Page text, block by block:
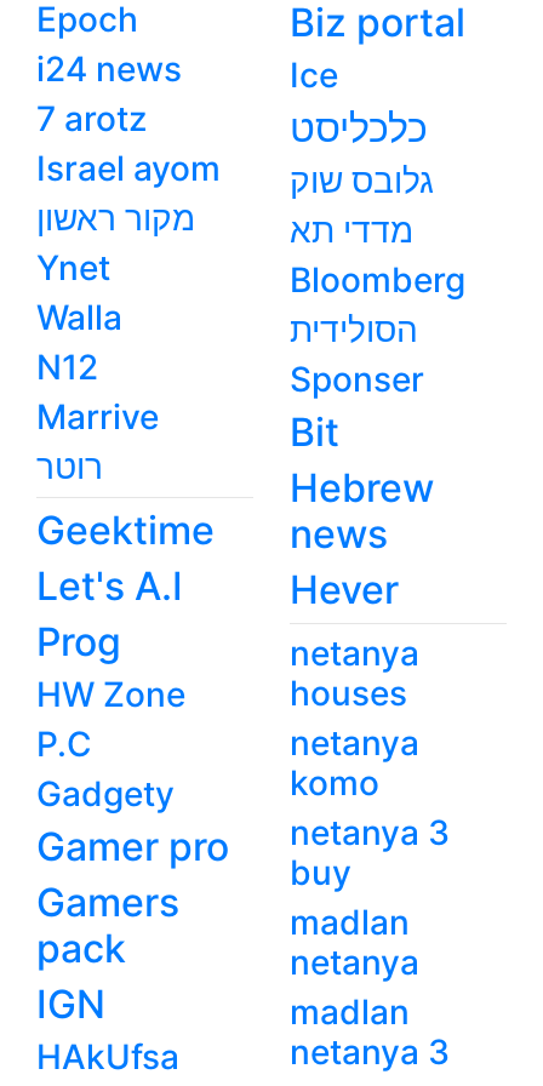
Epoch
i24 news
7 arotz
Israel ayom
מקור ראשון
Ynet
Walla
N12
Marrive
רוטר
Geektime
Let's A.I
Prog
HW Zone
P.C
Gadgety
Gamer pro
Gamers
pack
IGN
HAkUfsa
Biz portal
Ice
כלכליסט
גלובס שוק
מדדי תא
Bloomberg
הסולידית
Sponser
Bit
Hebrew
news
Hever
netanya
houses
netanya
komo
netanya 3
buy
madlan
netanya
madlan
netanya 3